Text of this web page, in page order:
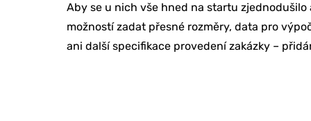
Aby se u nich vše hned na startu
možností zadat přesné rozměry, data pro
ani další specifikace provedení zakázky –